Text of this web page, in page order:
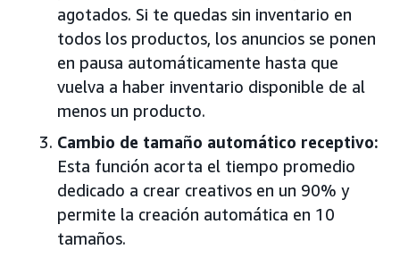
agotados. Si te quedas sin inventario en
todos los productos, los anuncios se ponen
en pausa automáticamente hasta que
vuelva a haber inventario disponible de al
menos un producto.
Cambio de tamaño automático receptivo:
Esta función acorta el tiempo promedio
dedicado a crear creativos en un 90% y
permite la creación automática en 10
tamaños.